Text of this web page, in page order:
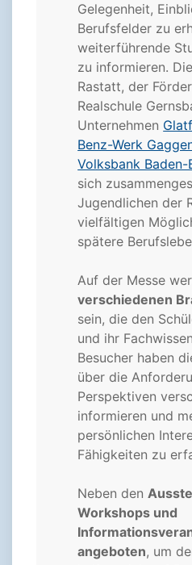
Gelegenheit,
Berufsfelder zu
weiterführende
zu informieren.
Rastatt, der
Realschule
Unternehmen
Benz-Werk
Volksbank
sich
Jugendlichen der
vielfältigen
spätere
Auf der Messe
verschiedenen
sein, die den
und ihr
Besucher haben
über die
Perspektiven
informieren und
persönlichen
Fähigkeiten zu
Neben den
Workshops und
angeboten, um